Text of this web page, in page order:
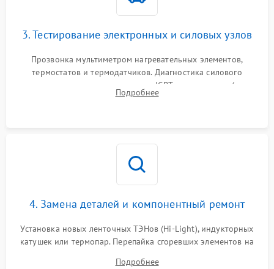
3. Тестирование электронных и силовых узлов
Прозвонка мультиметром нагревательных элементов,
термостатов и термодатчиков. Диагностика силового
модуля, реле, диодных мостов и IGBT-транзисторов (для
индукции). Проверка кранов и газ-контроля (для газовых
Подробнее
4. Замена деталей и компонентный ремонт
Установка новых ленточных ТЭНов (Hi-Light), индукторных
катушек или термопар. Перепайка сгоревших элементов на
Подробнее